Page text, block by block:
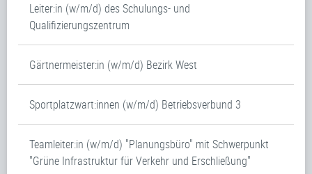
Leiter:in (w/m/d) des Schulungs- und
Qualifizierungszentrum
Gärtnermeister:in (w/m/d) Bezirk West
Sportplatzwart:innen (w/m/d) Betriebsverbund 3
Teamleiter:in (w/m/d) "Planungsbüro" mit Schwerpunkt
"Grüne Infrastruktur für Verkehr und Erschließung"